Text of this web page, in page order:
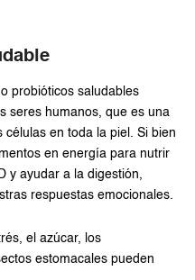
probióticos saludables
seres humanos, que es una
en toda la piel. Si bien
en energía para nutrir
y ayudar a la digestión,
respuestas emocionales.
el azúcar, los
estomacales pueden